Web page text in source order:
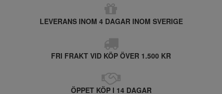
LEVERANS INOM 4 DAGAR INOM SVERIGE
FRI FRAKT VID KÖP ÖVER 1.500 KR
ÖPPET KÖP I 14 DAGAR